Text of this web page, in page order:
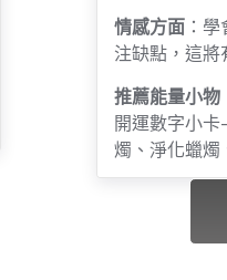
情感方面 ：
注缺點，這將
推薦能量小物
開運數字小
燭、淨化蠟燭